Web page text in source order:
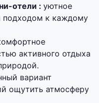
отели : уютное
подходом к каждому
активного отдыха
вариант
ощутить атмосферу